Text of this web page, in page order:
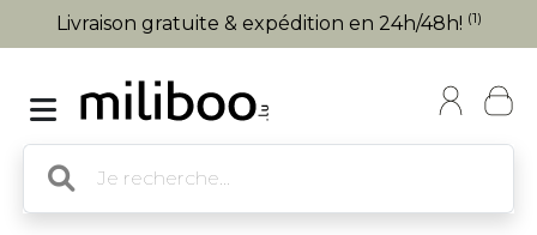
Livraison gratuite & expédition en 24h/48h! (1)